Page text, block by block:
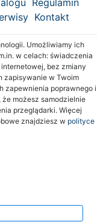
Regulamin
Kontakt
Umożliwiamy ich
w celach: świadczenia
bez zmiany
zapisywanie w Twoim
zapewnienia poprawnego i
możesz samodzielnie
przeglądarki. Więcej
znajdziesz w polityce